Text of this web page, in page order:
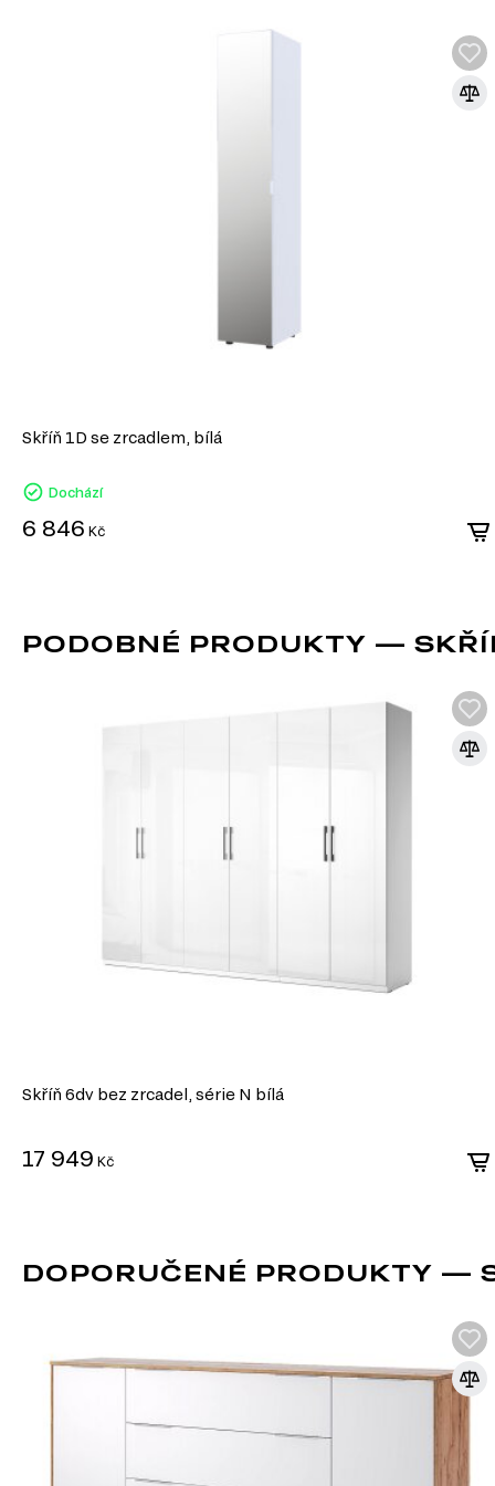
Skříň třídveřová Gelar 116.2 cm Kašmír, 2 ks – 116.20 cm x 203.40
KULIČKOVÁ VEDENÍ PLNÉHO
celé hloubky zásuvky.
prostoru zásuvky.
Pevnost: Telescopická vedení jsou vyráběna z pevné oceli nebo
Funkčnost: Některé modely mají další funkce, jako například
plynulé zavírání, nebo systémy push-to-open, které otevírají
Telescopické plně výsuvné vedení je ideální pro případy, kdy
přístup a spolehlivost. Často se používají v nábytku vyšší
Skříň 1D se zrcadlem, bílá
Dochází
6 846 Kč
PODOBNÉ PRODUKTY —
Skříň 6dv bez zrcadel, série N bílá
17 949 Kč
DOPORUČENÉ PRODUKTY —